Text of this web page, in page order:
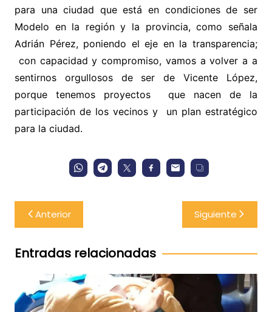
para una ciudad que está en condiciones de ser
Modelo en la región y la provincia, como señala
Adrián Pérez, poniendo el eje en la transparencia;
con capacidad y compromiso, vamos a volver a a
sentirnos orgullosos de ser de Vicente López,
porque tenemos proyectos que nacen de la
participación de los vecinos y un plan estratégico
para la ciudad.
Navegación
de
entradas
Anterior Siguiente
Entradas relacionadas